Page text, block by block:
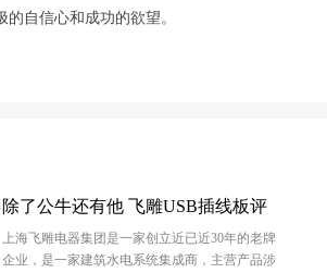
自信心和成功的欲望。
除了公牛还有他 飞雕USB插线板评
测-五金挂件评测
上海飞雕电器集团是一家创立近已近30年的老牌
企业，是一家建筑水电系统集成商，主营产品涉